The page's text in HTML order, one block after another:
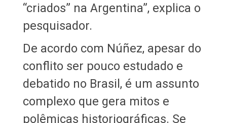
“criados” na Argentina”, explica o
pesquisador.
De acordo com Núñez, apesar do
conflito ser pouco estudado e
debatido no Brasil, é um assunto
complexo que gera mitos e
polêmicas historiográficas. Se